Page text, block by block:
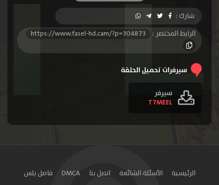
شارك :
الرابط المختصر :
https://www.fasel-hd.cam/?p=304873
سيرفرات تحميل الحلقة
سيرفر
T7MEEL
الرئيسية الأسئلة الشائعة اتصل بنا DMCA فاصل بلس